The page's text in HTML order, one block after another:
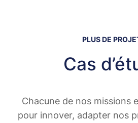
PLUS DE
Cas
Chacune de nos missions
pour innover, adapter nos